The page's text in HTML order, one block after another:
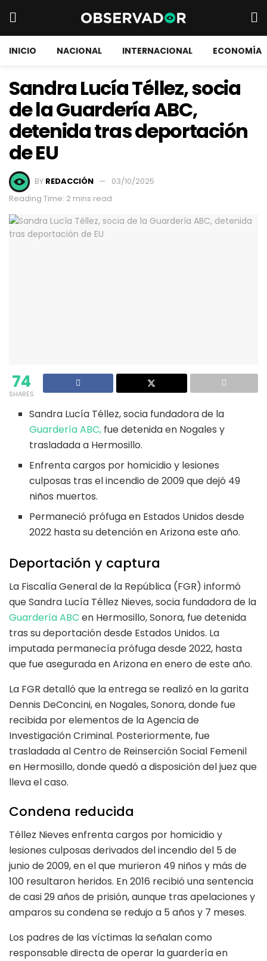
INICIO NACIONAL INTERNACIONAL ECONOMÍA
Sandra Lucía Téllez, socia
de la Guardería ABC,
detenida tras deportación
de EU
BY REDACCIÓN
03/10/2025
Reading Time: 2 mins read
74
SHARES
Sandra Lucía Téllez, socia fundadora de la
Guardería ABC, fue detenida en Nogales y
trasladada a Hermosillo.
Enfrenta cargos por homicidio y lesiones
culposas tras el incendio de 2009 que dejó 49
niños muertos.
Permaneció prófuga en Estados Unidos desde
2022 hasta su detención en Arizona este año.
Deportación y captura
La Fiscalía General de la República (FGR) informó
que Sandra Lucía Téllez Nieves, socia fundadora de la
Guardería ABC en Hermosillo, Sonora, fue detenida
tras su deportación desde Estados Unidos. La
imputada permanecía prófuga desde 2022, hasta
que fue asegurada en Arizona en enero de este año.
La FGR detalló que la entrega se realizó en la garita
Dennis DeConcini, en Nogales, Sonora, donde fue
recibida por elementos de la Agencia de
Investigación Criminal. Posteriormente, fue
trasladada al Centro de Reinserción Social Femenil
en Hermosillo, donde quedó a disposición del juez que
lleva el caso.
Condena reducida
Téllez Nieves enfrenta cargos por homicidio y
lesiones culposas derivados del incendio del 5 de
junio de 2009, en el que murieron 49 niños y más de
100 resultaron heridos. En 2016 recibió una sentencia
de casi 29 años de prisión, aunque tras apelaciones y
amparos su condena se redujo a 5 años y 7 meses.
Los padres de las víctimas la señalan como
responsable directa de operar la guardería en